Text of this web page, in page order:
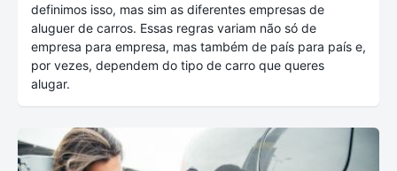
definimos isso, mas sim as diferentes empresas de
aluguer de carros. Essas regras variam não só de
empresa para empresa, mas também de país para país e,
por vezes, dependem do tipo de carro que queres
alugar.